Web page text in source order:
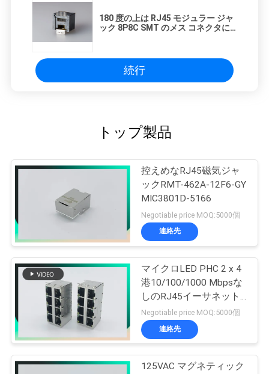
180 度の上は RJ45 モジュラー ジャ
ック 8P8C SMT のメス コネクタに
続行
トップ製品
控えめなRJ45磁気ジャ
ックRMT-462A-12F6-GY
MIC3801D-5166
Negotiable price MOQ:5000個
連絡先
マイクロLED PHC 2 x 4
港10/100/1000 Mbpsな
しのRJ45イーサネット
ジャック
Negotiable price MOQ:5000個
連絡先
125VAC マグネティック